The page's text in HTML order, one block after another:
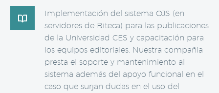

Implementación del sistema OJS (en
servidores de Biteca) para las publicaciones
de la Universidad CES y capacitación para
los equipos editoriales. Nuestra compañia
presta el soporte y mantenimiento al
sistema además del apoyo funcional en el
caso que surjan dudas en el uso del